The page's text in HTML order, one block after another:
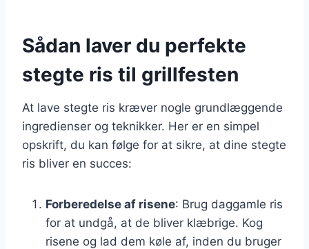
Sådan laver du perfekte
stegte ris til grillfesten
At lave stegte ris kræver nogle grundlæggende
ingredienser og teknikker. Her er en simpel
opskrift, du kan følge for at sikre, at dine stegte
ris bliver en succes:
Forberedelse af risene: Brug daggamle ris
for at undgå, at de bliver klæbrige. Kog
risene og lad dem køle af, inden du bruger